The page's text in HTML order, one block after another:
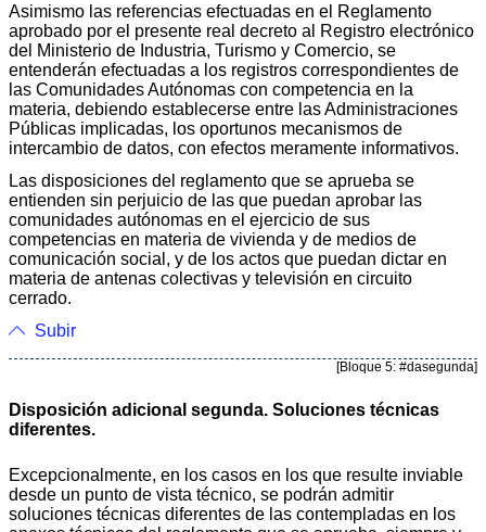
Asimismo las referencias efectuadas en el Reglamento
aprobado por el presente real decreto al Registro electrónico
del Ministerio de Industria, Turismo y Comercio, se
entenderán efectuadas a los registros correspondientes de
las Comunidades Autónomas con competencia en la
materia, debiendo establecerse entre las Administraciones
Públicas implicadas, los oportunos mecanismos de
intercambio de datos, con efectos meramente informativos.
Las disposiciones del reglamento que se aprueba se
entienden sin perjuicio de las que puedan aprobar las
comunidades autónomas en el ejercicio de sus
competencias en materia de vivienda y de medios de
comunicación social, y de los actos que puedan dictar en
materia de antenas colectivas y televisión en circuito
cerrado.
Subir
[Bloque 5: #dasegunda]
Disposición adicional segunda. Soluciones técnicas
diferentes.
Excepcionalmente, en los casos en los que resulte inviable
desde un punto de vista técnico, se podrán admitir
soluciones técnicas diferentes de las contempladas en los